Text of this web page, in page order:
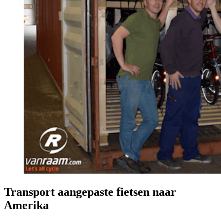
Transport aangepaste fietsen naar
Amerika